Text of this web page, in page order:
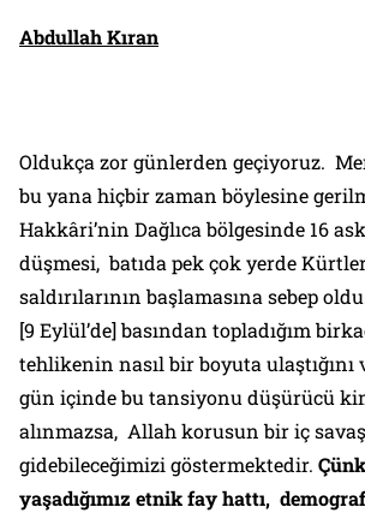
Abdullah Kıran
Oldukça zor günlerden geçiyoruz.
bu yana hiçbir zaman böylesine
Hakkâri’nin Dağlıca bölgesinde 16
düşmesi, batıda pek çok yerde
saldırılarının başlamasına sebep
[9 Eylül’de] basından topladığım
tehlikenin nasıl bir boyuta ulaştığını
gün içinde bu tansiyonu düşürücü
alınmazsa, Allah korusun bir iç
gidebileceğimizi göstermektedir.
yaşadığımız etnik fay hattı,